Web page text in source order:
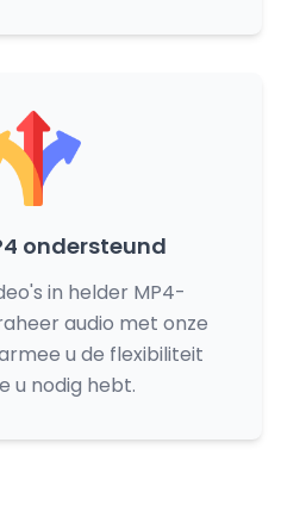
ondersteund
in helder MP4-
audio met onze
u de flexibiliteit
u nodig hebt.